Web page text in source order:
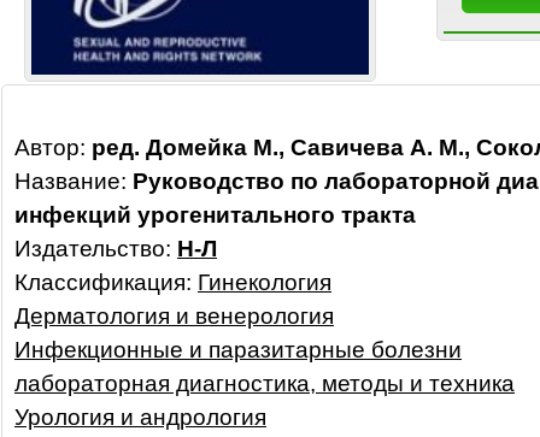
Автор: ред. Домейка М., Савичева А. М.,
Название: Руководство по лабораторной
инфекций урогенитального тракта
Издательство: Н-Л
Классификация: Гинекология
Дерматология и венерология
Инфекционные и паразитарные болезни
лабораторная диагностика, методы и техника
Урология и андрология